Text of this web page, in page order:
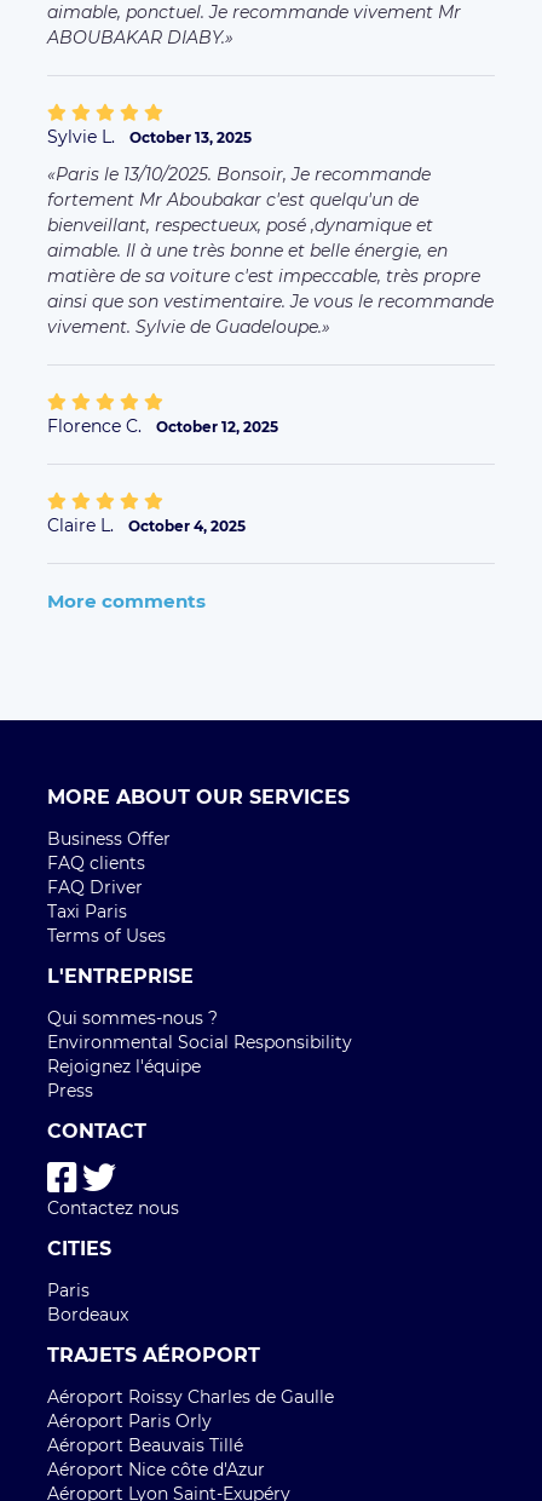
aimable, ponctuel. Je recommande vivement Mr
ABOUBAKAR DIABY.
Sylvie L. October 13, 2025
Paris le 13/10/2025. Bonsoir, Je recommande
fortement Mr Aboubakar c'est quelqu'un de
bienveillant, respectueux, posé ,dynamique et
aimable. Il à une très bonne et belle énergie, en
matière de sa voiture c'est impeccable, très propre
ainsi que son vestimentaire. Je vous le recommande
vivement. Sylvie de Guadeloupe.
Florence C. October 12, 2025
Claire L. October 4, 2025
More comments
MORE ABOUT OUR SERVICES
Business Offer
FAQ clients
FAQ Driver
Taxi Paris
Terms of Uses
L'ENTREPRISE
Qui sommes-nous ?
Environmental Social Responsibility
Rejoignez l'équipe
Press
CONTACT
Contactez nous
CITIES
Paris
Bordeaux
TRAJETS AÉROPORT
Aéroport Roissy Charles de Gaulle
Aéroport Paris Orly
Aéroport Beauvais Tillé
Aéroport Nice côte d'Azur
Aéroport Lyon Saint-Exupéry